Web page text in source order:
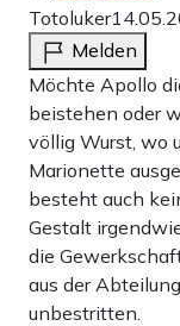
Totoluker
Melden
Möchte Apollo
beistehen oder
völlig Wurst, wo
Marionette
besteht auch
Gestalt
die
aus der
unbestritten.